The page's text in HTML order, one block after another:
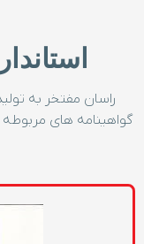
راسان مفتخر به
گواهینامه های